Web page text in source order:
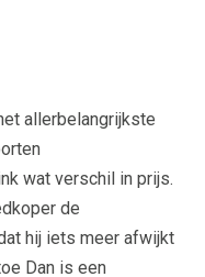
allerbelangrijkste
wat verschil in prijs.
de
hij iets meer afwijkt
Dan is een